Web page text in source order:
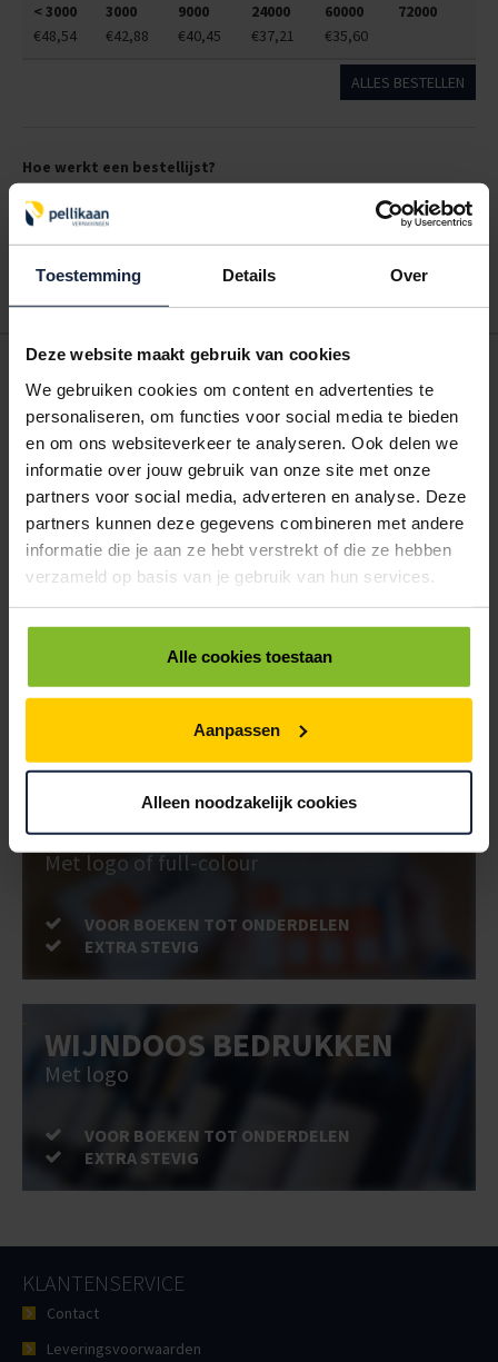
Toestemming Details Over
Deze website maakt gebruik van cookies
We gebruiken cookies om content en advertenties te
personaliseren, om functies voor social media te bieden
en om ons websiteverkeer te analyseren. Ook delen we
informatie over jouw gebruik van onze site met onze
partners voor social media, adverteren en analyse. Deze
partners kunnen deze gegevens combineren met andere
informatie die je aan ze hebt verstrekt of die ze hebben
verzameld op basis van je gebruik van hun services.
Alle cookies toestaan
Aanpassen
Alleen noodzakelijk cookies
< 3000
3000 9000 24000 60000
72000
€48,54
€42,88 €40,45 €37,21 €35,60
ALLES BESTELLEN
Hoe werkt een bestellijst?
Gebruik bestel- en offertelijsten om eenvoudig en snel producten
te bestellen. Uw bestel- en offertelijsten kunt u terugvinden in uw
account. Dat pakt altijd goed uit voor uw administratie!
POSTDOOS BEDRUKKEN
Voor een veilige verzending
VOOR BOEKEN TOT ONDERDELEN
EXTRA STEVIG
BRIEVENBUSDOOS
BEDRUKKEN
Post stevig verpakt
EXTRA STEVIG
DOOS BEDRUKKEN
Met logo of full-colour
VOOR BOEKEN TOT ONDERDELEN
EXTRA STEVIG
WIJNDOOS BEDRUKKEN
Met logo
VOOR BOEKEN TOT ONDERDELEN
EXTRA STEVIG
KLANTENSERVICE
Contact
Leveringsvoorwaarden